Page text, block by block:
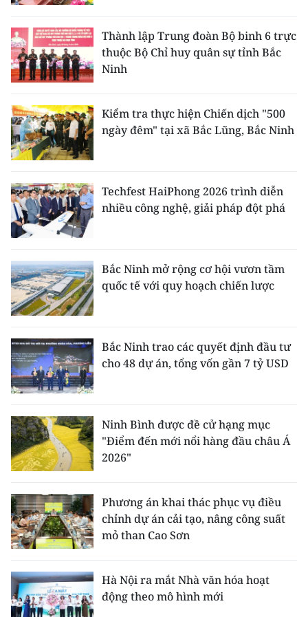
Thành lập Trung đoàn Bộ binh 6 trực
thuộc Bộ Chỉ huy quân sự tỉnh Bắc
Ninh
Kiểm tra thực hiện Chiến dịch "500
ngày đêm" tại xã Bắc Lũng, Bắc Ninh
Techfest HaiPhong 2026 trình diễn
nhiều công nghệ, giải pháp đột phá
Bắc Ninh mở rộng cơ hội vươn tầm
quốc tế với quy hoạch chiến lược
Bắc Ninh trao các quyết định đầu tư
cho 48 dự án, tổng vốn gần 7 tỷ USD
Ninh Bình được đề cử hạng mục
"Điểm đến mới nổi hàng đầu châu Á
2026"
Phương án khai thác phục vụ điều
chỉnh dự án cải tạo, nâng công suất
mỏ than Cao Sơn
Hà Nội ra mắt Nhà văn hóa hoạt
động theo mô hình mới